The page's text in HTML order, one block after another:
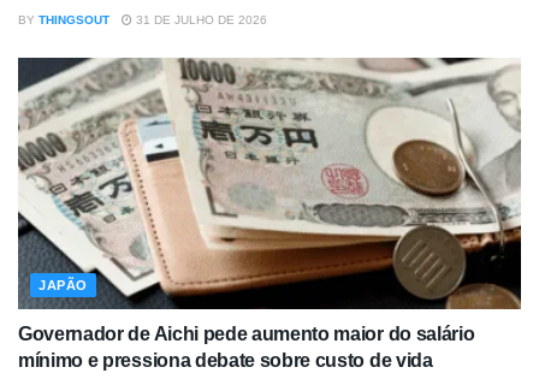
BY THINGSOUT 31 DE JULHO DE 2026
JAPÃO
Governador de Aichi pede aumento maior do salário
mínimo e pressiona debate sobre custo de vida